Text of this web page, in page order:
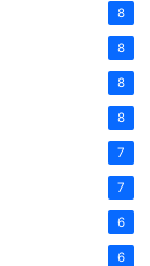
8
8
8
8
7
7
6
6